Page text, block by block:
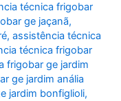
técnica frigobar
ge jaçanã,
,assistência técnica
técnica frigobar
frigobar ge jardim
ge jardim anália
jardim bonfiglioli,